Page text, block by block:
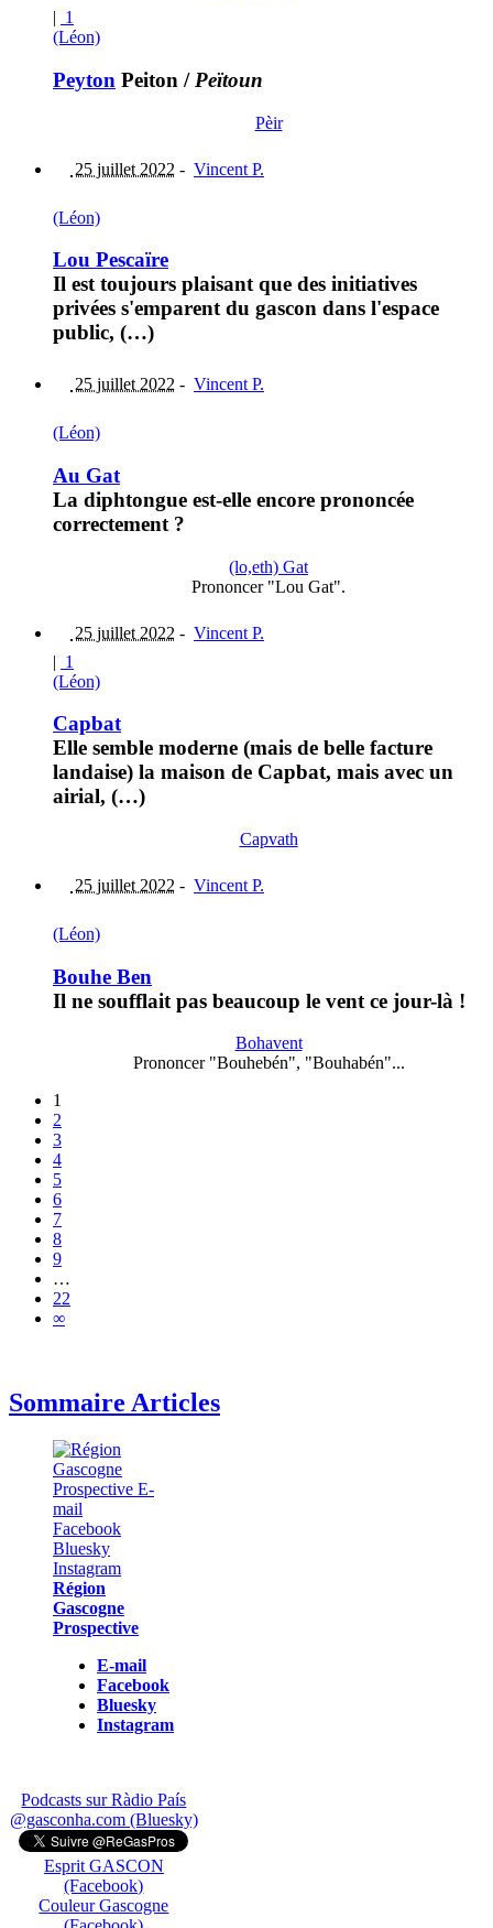
| 1
(Léon)
Peyton Peiton / Peïtoun
Pèir
25 juillet 2022 - Vincent P.
(Léon)
Lou Pescaïre
Il est toujours plaisant que des initiatives
privées s'emparent du gascon dans l'espace
public, (…)
25 juillet 2022 - Vincent P.
(Léon)
Au Gat
La diphtongue est-elle encore prononcée
correctement ?
(lo,eth) Gat
Prononcer "Lou Gat".
25 juillet 2022 - Vincent P.
| 1
(Léon)
Capbat
Elle semble moderne (mais de belle facture
landaise) la maison de Capbat, mais avec un
airial, (…)
Capvath
25 juillet 2022 - Vincent P.
(Léon)
Bouhe Ben
Il ne soufflait pas beaucoup le vent ce jour-là !
Bohavent
Prononcer "Bouhebén", "Bouhabén"...
1
2
3
4
5
6
7
8
9
…
22
∞
Sommaire Articles
Région
Gascogne
Prospective
E-mail
Facebook
Bluesky
Instagram
Podcasts sur Ràdio País
@gasconha.com (Bluesky)
Esprit GASCON
(Facebook)
Couleur Gascogne